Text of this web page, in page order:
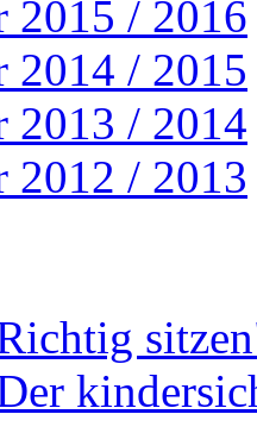
2015 / 2016
2014 / 2015
2013 / 2014
2012 / 2013